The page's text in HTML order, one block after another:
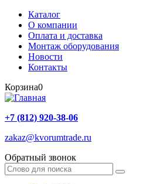
Каталог
О компании
Оплата и доставка
Монтаж оборудования
Новости
Контакты
Корзина0
+7 (812) 920-38-06
zakaz@kvorumtrade.ru
Обратный звонок